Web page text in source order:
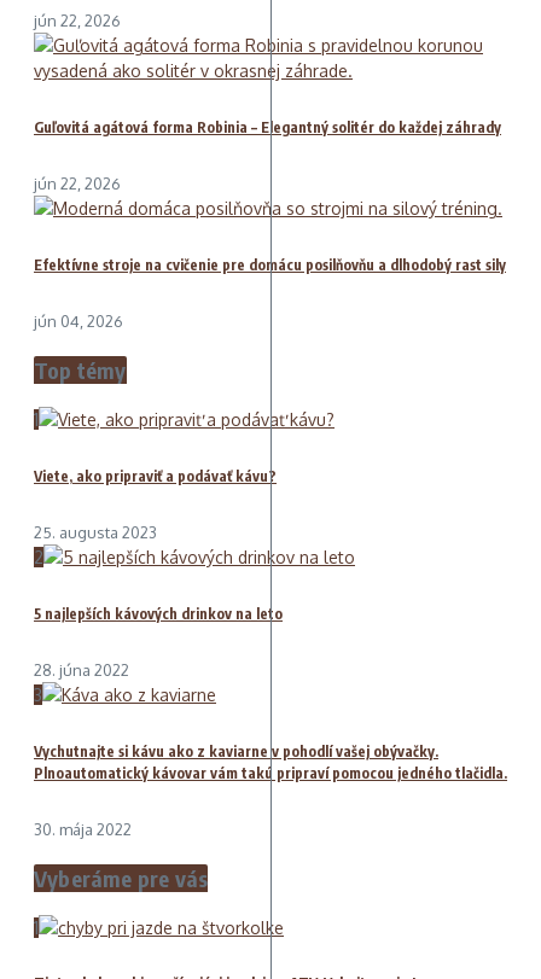
jún 22, 2026
Guľovitá agátová forma Robinia – Elegantný solitér do každej záhrady
jún 22, 2026
Efektívne stroje na cvičenie pre domácu posilňovňu a dlhodobý rast sily
jún 04, 2026
Top témy
1
Viete, ako pripraviť a podávať kávu?
25. augusta 2023
2
5 najlepších kávových drinkov na leto
28. júna 2022
3
Vychutnajte si kávu ako z kaviarne v pohodlí vašej obývačky.
Plnoautomatický kávovar vám takú pripraví pomocou jedného tlačidla.
30. mája 2022
Vyberáme pre vás
1